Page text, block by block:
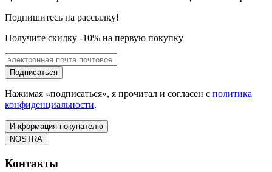
Подпишитесь на рассылку!
Получите скидку -10% на первую покупку
Подписаться
Нажимая «подписаться», я прочитал и согласен с политика
конфиденциальности.
Информация покупателю
NOSTRA
Контакты